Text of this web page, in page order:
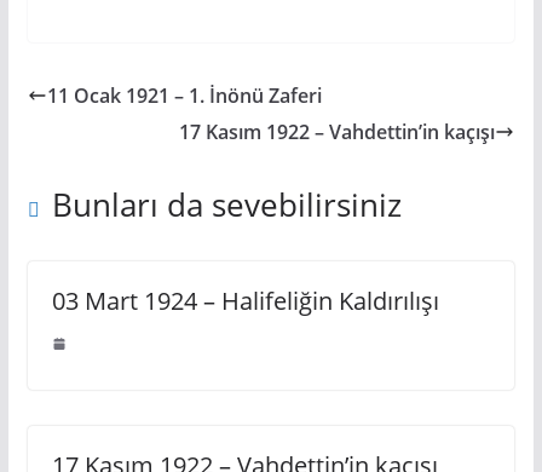
11 Ocak 1921 – 1. İnönü Zaferi
17 Kasım 1922 – Vahdettin’in kaçışı
Bunları da sevebilirsiniz
03 Mart 1924 – Halifeliğin Kaldırılışı